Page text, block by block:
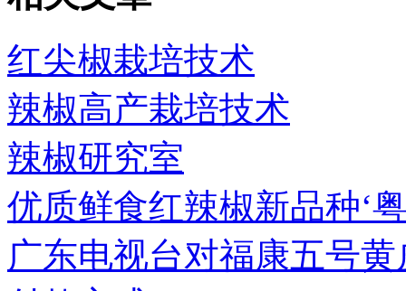
红尖椒栽培技术
辣椒高产栽培技术
辣椒研究室
优质鲜食红辣椒新品种‘
广东电视台对福康五号